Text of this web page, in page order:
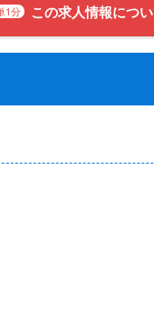
1分 この求人情報につ